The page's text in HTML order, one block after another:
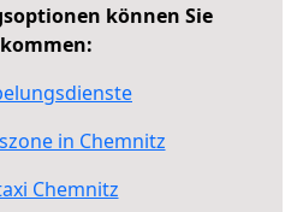
können Sie
in Chemnitz
Chemnitz